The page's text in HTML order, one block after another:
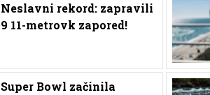
Neslavni rekord: zapravili
9 11-metrovk zapored!
Super Bowl začinila